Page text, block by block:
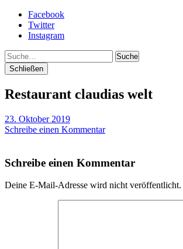
Facebook
Twitter
Instagram
Suche
Schließen
Restaurant claudias welt
23. Oktober 2019
Schreibe einen Kommentar
Schreibe einen Kommentar
Deine E-Mail-Adresse wird nicht veröffentlicht.